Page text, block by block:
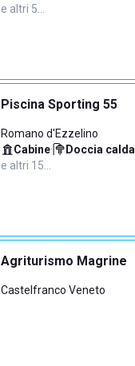
e altri 5…
Piscina Sporting 55
Romano d'Ezzelino
Cabine· Doccia calda
e altri 15…
Agriturismo Magrine
Castelfranco Veneto